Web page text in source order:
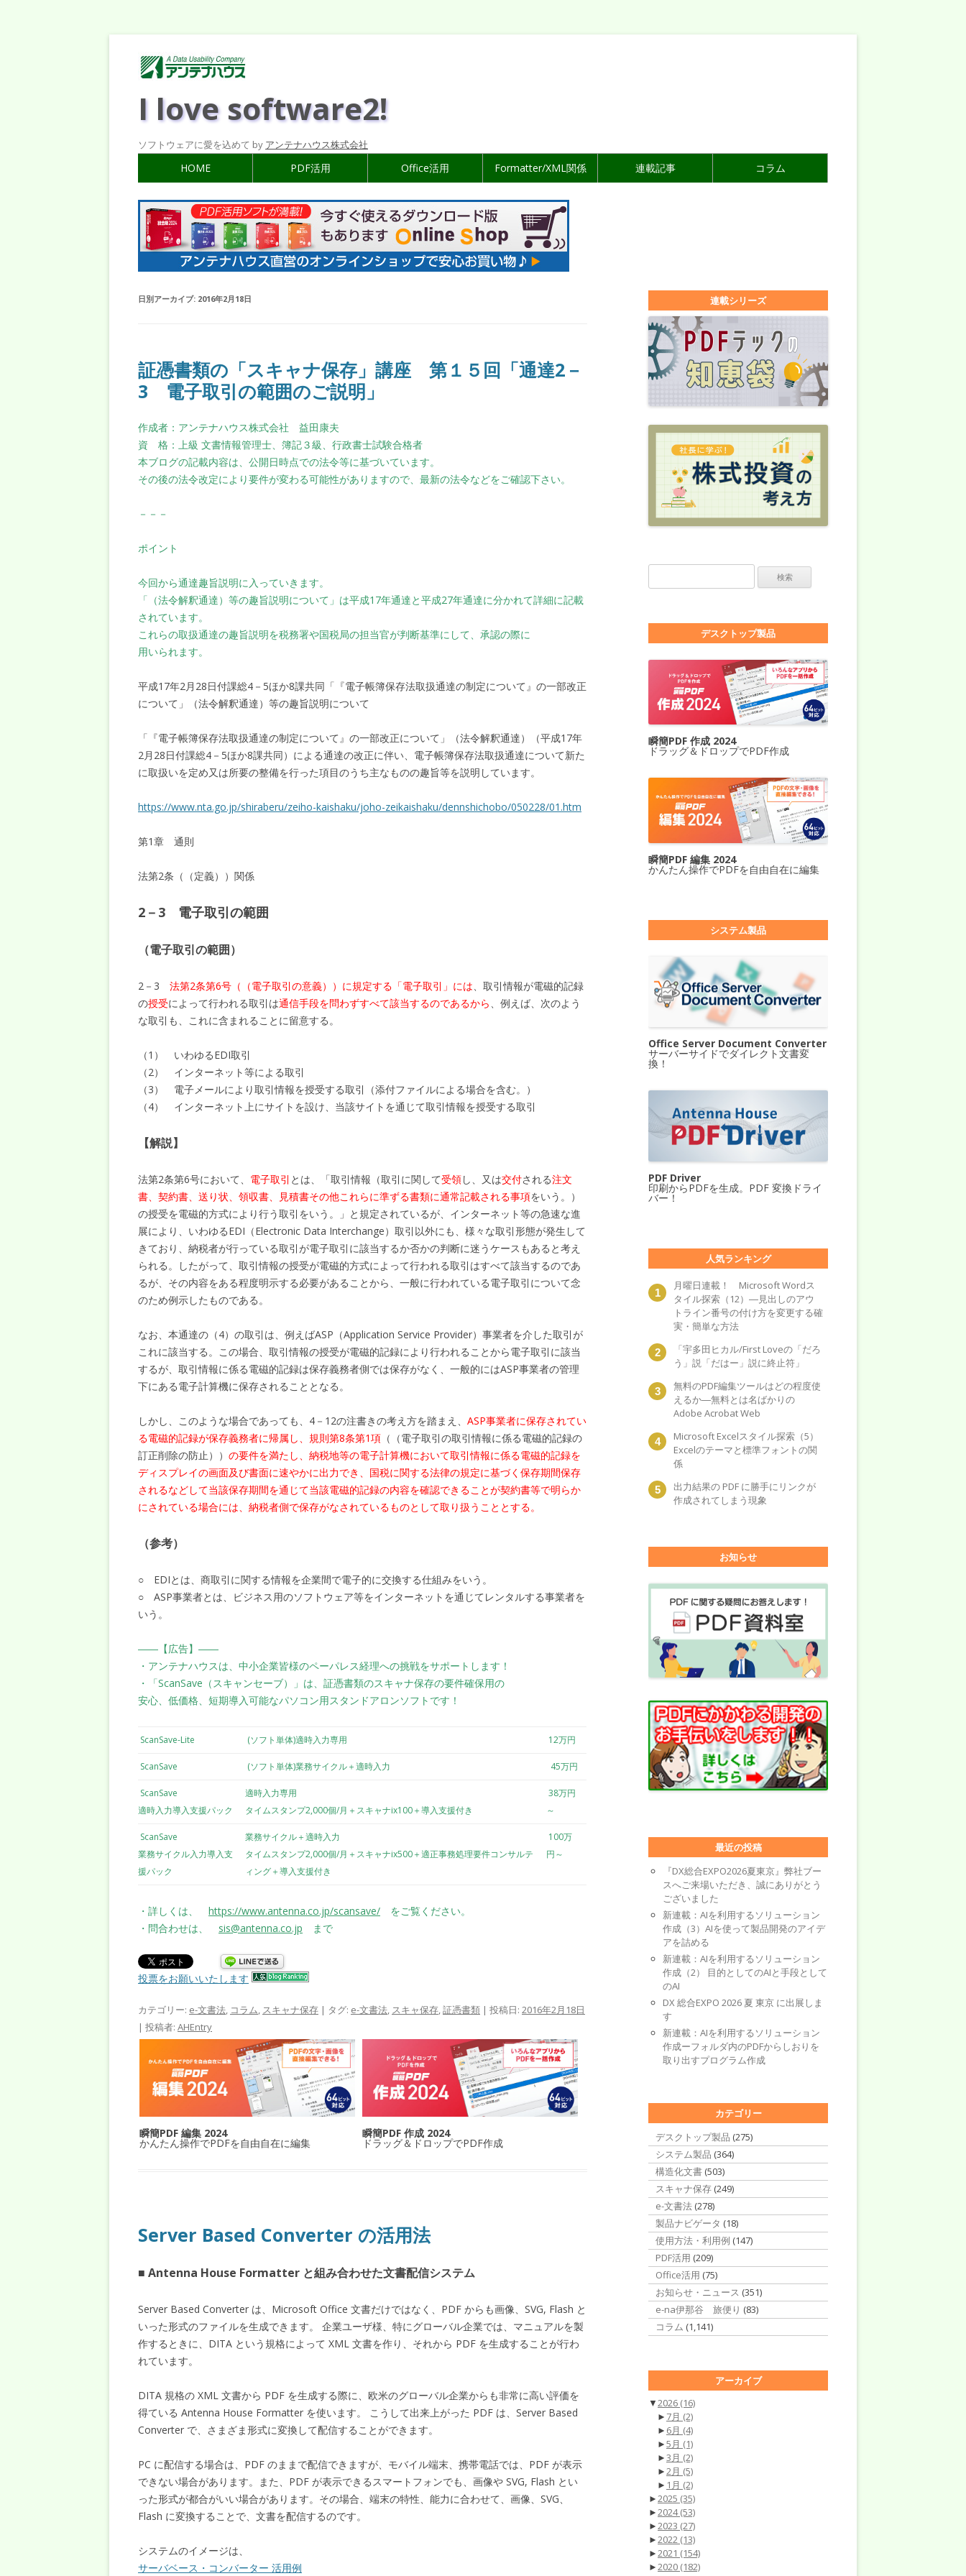
I love software2!
ソフトウェアに愛を込めて by アンテナハウス株式会社
HOME PDF活用 Office活用 Formatter/XML関係 連載記事 コラム
日別アーカイブ: 2016年2月18日
証憑書類の「スキャナ保存」講座 第１５回「通達2－
3 電子取引の範囲のご説明」
作成者：アンテナハウス株式会社 益田康夫
資 格：上級 文書情報管理士、簿記３級、行政書士試験合格者
本ブログの記載内容は、公開日時点での法令等に基づいています。
その後の法令改定により要件が変わる可能性がありますので、最新の法令などをご確認下さい。
－－－
ポイント
今回から通達趣旨説明に入っていきます。
「（法令解釈通達）等の趣旨説明について」は平成17年通達と平成27年通達に分かれて詳細に記載
されています。
これらの取扱通達の趣旨説明を税務署や国税局の担当官が判断基準にして、承認の際に
用いられます。
平成17年2月28日付課総4－5ほか8課共同「『電子帳簿保存法取扱通達の制定について』の一部改正
について」（法令解釈通達）等の趣旨説明について
「『電子帳簿保存法取扱通達の制定について』の一部改正について」（法令解釈通達）（平成17年
2月28日付課総4－5ほか8課共同）による通達の改正に伴い、電子帳簿保存法取扱通達について新た
に取扱いを定め又は所要の整備を行った項目のうち主なものの趣旨等を説明しています。
https://www.nta.go.jp/shiraberu/zeiho-kaishaku/joho-zeikaishaku/dennshichobo/050228/01.htm
第1章 通則
法第2条（（定義））関係
2－3 電子取引の範囲
（電子取引の範囲）
2－3 法第2条第6号（（電子取引の意義））に規定する「電子取引」には、取引情報が電磁的記録
の授受によって行われる取引は通信手段を問わずすべて該当するのであるから、例えば、次のよう
な取引も、これに含まれることに留意する。
（1） いわゆるEDI取引
（2） インターネット等による取引
（3） 電子メールにより取引情報を授受する取引（添付ファイルによる場合を含む。）
（4） インターネット上にサイトを設け、当該サイトを通じて取引情報を授受する取引
【解説】
法第2条第6号において、 電子取引 とは、「取引情報（取引に関して受領し、又は交付される注文
書、契約書、送り状、領収書、見積書その他これらに準ずる書類に通常記載される事項をいう。）
の授受を電磁的方式により行う取引をいう。」と規定されているが、インターネット等の急速な進
展により、いわゆるEDI（Electronic Data Interchange）取引以外にも、様々な取引形態が発生して
きており、納税者が行っている取引が電子取引に該当するか否かの判断に迷うケースもあると考え
られる。したがって、取引情報の授受が電磁的方式によって行われる取引はすべて該当するのであ
るが、その内容をある程度明示する必要があることから、一般に行われている電子取引について念
のため例示したものである。
なお、本通達の（4）の取引は、例えばASP（Application Service Provider）事業者を介した取引が
これに該当する。この場合、取引情報の授受が電磁的記録により行われることから電子取引に該当
するが、取引情報に係る電磁的記録は保存義務者側では保存がなく、一般的にはASP事業者の管理
下にある電子計算機に保存されることとなる。
しかし、このような場合であっても、4－12の注書きの考え方を踏まえ、 ASP事業者に保存されてい
る電磁的記録が保存義務者に帰属し、規則第8条第1項 （（電子取引の取引情報に係る電磁的記録の
訂正削除の防止）） の要件を満たし、納税地等の電子計算機において取引情報に係る電磁的記録を
ディスプレイの画面及び書面に速やかに出力でき、国税に関する法律の規定に基づく保存期間保存
されるなどして当該保存期間を通じて当該電磁的記録の内容を確認できることが契約書等で明らか
にされている場合には、納税者側で保存がなされているものとして取り扱うこととする。
（参考）
○ EDIとは、商取引に関する情報を企業間で電子的に交換する仕組みをいう。
○ ASP事業者とは、ビジネス用のソフトウェア等をインターネットを通じてレンタルする事業者を
いう。
――【広告】――
・アンテナハウスは、中小企業皆様のペーパレス経理への挑戦をサポートします！
・「ScanSave（スキャンセーブ）」は、証憑書類のスキャナ保存の要件確保用の
安心、低価格、短期導入可能なパソコン用スタンドアロンソフトです！
ScanSave-Lite (ソフト単体)適時入力専用 12万円
ScanSave (ソフト単体)業務サイクル＋適時入力 45万円
ScanSave
適時入力導入支援パック
適時入力専用
タイムスタンプ2,000個/月＋スキャナix100＋導入支援付き
38万円
～
ScanSave
業務サイクル入力導入支
援パック
業務サイクル＋適時入力
タイムスタンプ2,000個/月＋スキャナix500＋適正事務処理要件コンサルテ
ィング＋導入支援付き
100万
円～
・詳しくは、 https://www.antenna.co.jp/scansave/ をご覧ください。
・問合わせは、 sis@antenna.co.jp まで
投票をお願いいたします
カテゴリー: e-文書法, コラム, スキャナ保存 | タグ: e-文書法, スキャ保存,証憑書類 | 投稿日: 2016年2月18日
| 投稿者: AHEntry
瞬簡PDF 編集 2024
かんたん操作でPDFを自由自在に編集
瞬簡PDF 作成 2024
ドラッグ＆ドロップでPDF作成
Server Based Converter の活用法
■ Antenna House Formatter と組み合わせた文書配信システム
Server Based Converter は、Microsoft Office 文書だけではなく、PDF からも画像、SVG, Flash と
いった形式のファイルを生成できます。 企業ユーザ様、特にグローバル企業では、マニュアルを製
作するときに、DITA という規格によって XML 文書を作り、それから PDF を生成することが行わ
れています。
DITA 規格の XML 文書から PDF を生成する際に、欧米のグローバル企業からも非常に高い評価を
得ている Antenna House Formatter を使います。 こうして出来上がった PDF は、Server Based
Converter で、さまざま形式に変換して配信することができます。
PC に配信する場合は、PDF のままで配信できますが、モバイル端末、携帯電話では、PDF が表示
できない場合があります。また、PDF が表示できるスマートフォンでも、画像や SVG, Flash とい
った形式が都合がいい場合があります。その場合、端末の特性、能力に合わせて、画像、SVG、
Flash に変換することで、文書を配信するのです。
システムのイメージは、
サーバベース・コンバーター 活用例
連載シリーズ
デスクトップ製品
瞬簡PDF 作成 2024
ドラッグ＆ドロップでPDF作成
瞬簡PDF 編集 2024
かんたん操作でPDFを自由自在に編集
システム製品
Office Server Document Converter
サーバーサイドでダイレクト文書変
換！
PDF Driver
印刷からPDFを生成。PDF 変換ドライ
バー！
人気ランキング
月曜日連載！ Microsoft Wordス
タイル探索（12）―見出しのアウ
トライン番号の付け方を変更する確
実・簡単な方法
「宇多田ヒカル/First Loveの「だろ
う」説「だはー」説に終止符」
無料のPDF編集ツールはどの程度使
えるか―無料とは名ばかりの
Adobe Acrobat Web
Microsoft Excelスタイル探索（5）
Excelのテーマと標準フォントの関
係
出力結果の PDF に勝手にリンクが
作成されてしまう現象
お知らせ
最近の投稿
『DX総合EXPO2026夏東京』弊社ブー
スへご来場いただき、誠にありがとう
ございました
新連載：AIを利用するソリューション
作成（3）AIを使って製品開発のアイデ
アを詰める
新連載：AIを利用するソリューション
作成（2） 目的としてのAIと手段として
のAI
DX 総合EXPO 2026 夏 東京 に出展しま
す
新連載：AIを利用するソリューション
作成ーフォルダ内のPDFからしおりを
取り出すプログラム作成
カテゴリー
デスクトップ製品 (275)
システム製品 (364)
構造化文書 (503)
スキャナ保存 (249)
e-文書法 (278)
製品ナビゲータ (18)
使用方法・利用例 (147)
PDF活用 (209)
Office活用 (75)
お知らせ・ニュース (351)
e-na伊那谷 旅便り (83)
コラム (1,141)
アーカイブ
▼2026 (16)
► 7月 (2)
► 6月 (4)
►5月 (1)
►3月 (2)
►2月 (5)
► 1月 (2)
►2025 (35)
►2024(53)
►2023 (27)
►2022 (13)
►2021 (154)
►2020 (182)